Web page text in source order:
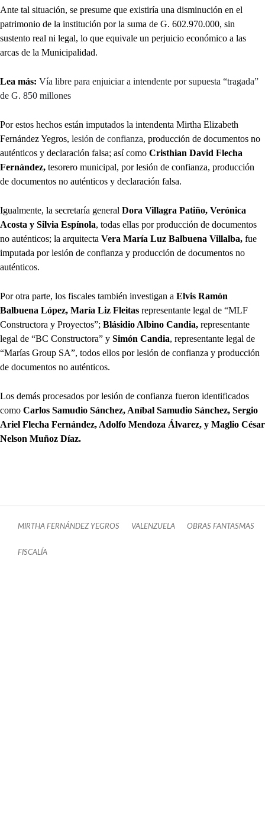
Ante tal situación, se presume que existiría una disminución en el
patrimonio de la institución por la suma de G. 602.970.000, sin
sustento real ni legal, lo que equivale un perjuicio económico a las
arcas de la Municipalidad.
Lea más: Vía libre para enjuiciar a intendente por supuesta “tragada”
de G. 850 millones
Por estos hechos están imputados la intendenta Mirtha Elizabeth
Fernández Yegros, lesión de confianza, producción de documentos no
auténticos y declaración falsa; así como Cristhian David Flecha
Fernández, tesorero municipal, por lesión de confianza, producción
de documentos no auténticos y declaración falsa.
Igualmente, la secretaría general Dora Villagra Patiño, Verónica
Acosta y Silvia Espínola, todas ellas por producción de documentos
no auténticos; la arquitecta Vera María Luz Balbuena Villalba, fue
imputada por lesión de confianza y producción de documentos no
auténticos.
Por otra parte, los fiscales también investigan a Elvis Ramón
Balbuena López, María Liz Fleitas representante legal de “MLF
Constructora y Proyectos”; Blásidio Albino Candia, representante
legal de “BC Constructora” y Simón Candia, representante legal de
“Marías Group SA”, todos ellos por lesión de confianza y producción
de documentos no auténticos.
Los demás procesados por lesión de confianza fueron identificados
como Carlos Samudio Sánchez, Aníbal Samudio Sánchez, Sergio
Ariel Flecha Fernández, Adolfo Mendoza Álvarez, y Maglio César
Nelson Muñoz Díaz.
MIRTHA FERNÁNDEZ YEGROS VALENZUELA OBRAS FANTASMAS
FISCALÍA